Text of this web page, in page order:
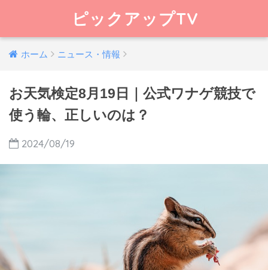
ピックアップTV
ホーム ニュース・情報
お天気検定8月19日｜公式ワナゲ競技で
使う輪、正しいのは？
2024/08/19